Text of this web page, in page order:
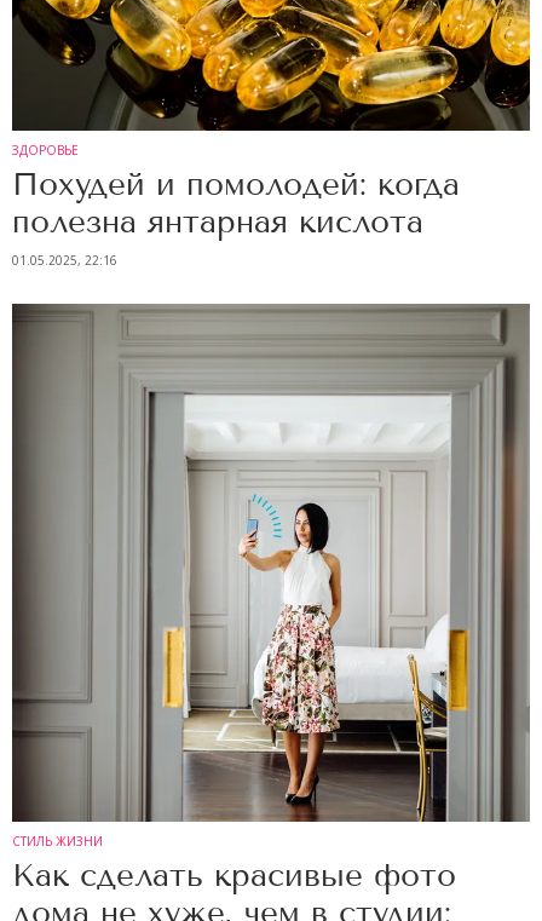
ЗДОРОВЬЕ
Похудей и помолодей: когда
полезна янтарная кислота
01.05.2025, 22:16
СТИЛЬ ЖИЗНИ
Как сделать красивые фото
дома не хуже, чем в студии: